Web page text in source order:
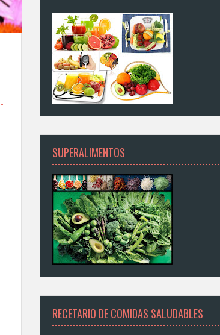
SUPERALIMENTOS
RECETARIO DE COMIDAS SALUDABLES